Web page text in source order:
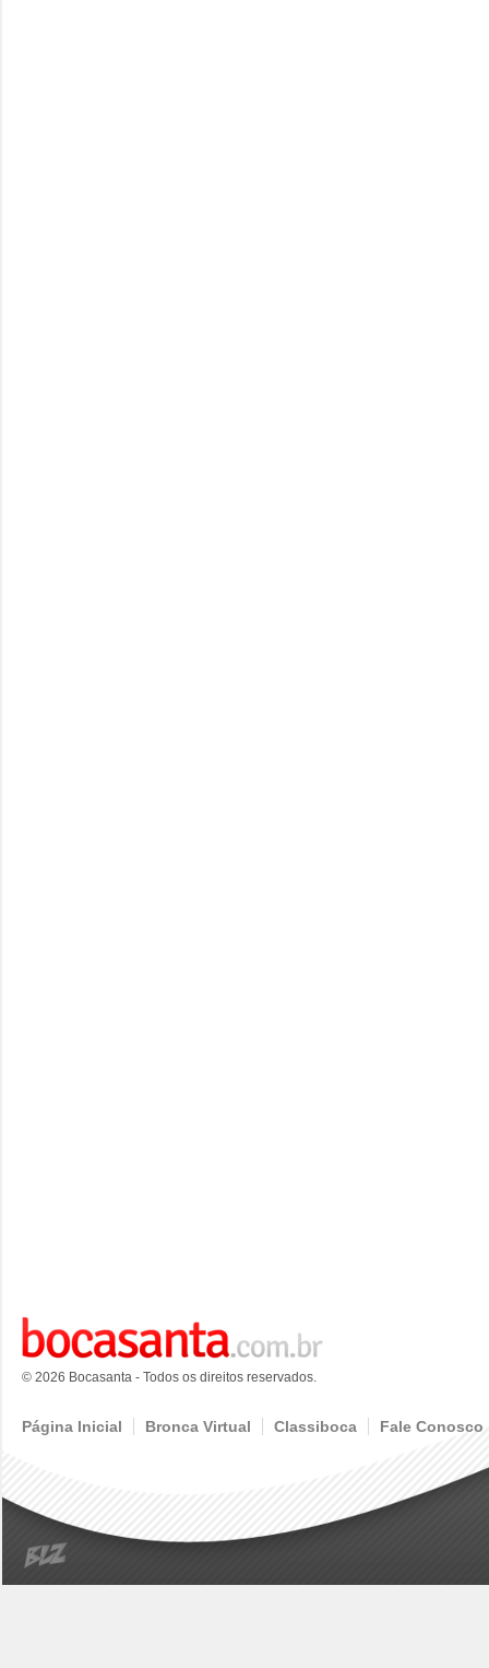
© 2026 Bocasanta - Todos os direitos reservados.
Página Inicial Bronca Virtual Classiboca Fale Conosco